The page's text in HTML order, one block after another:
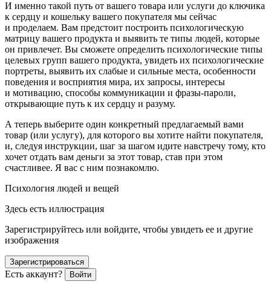
И именно такой путь от вашего товара или услуги до ключика
к сердцу и кошельку вашего покупателя мы сейчас
и проделаем. Вам предстоит построить психологическую
матрицу вашего продукта и выявить те типы людей, которые
он привлечет. Вы сможете определить психологические типы
целевых групп вашего продукта, увидеть их психологические
портреты, выявить их слабые и сильные места, особенности
поведения и восприятия мира, их запросы, интересы
и мотивацию, способы коммуникации и фразы-пароли,
открывающие путь к их сердцу и разуму.
А теперь выберите один конкретный предлагаемый вами
товар (или услугу), для которого вы хотите найти покупателя,
и, следуя инструкции, шаг за шагом идите навстречу тому, кто
хочет отдать вам деньги за этот товар, став при этом
счастливее. Я вас с ним познакомлю.
Психология людей и вещей
Здесь есть иллюстрация
Зарегистрируйтесь или войдите, чтобы увидеть ее и другие
изображения
Зарегистрироваться
Есть аккаунт? Войти